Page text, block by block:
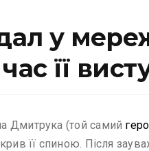
у
її
Дмитрука (той самий
її спиною. Після